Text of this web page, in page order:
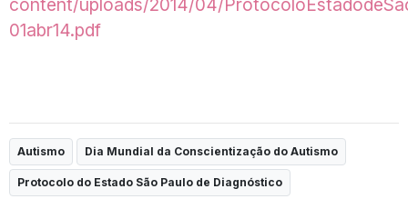
content/uploads/2014/04/
01abr14.pdf
Autismo Dia Mundial da Conscientização do Autismo
Protocolo do Estado São Paulo de Diagnóstico